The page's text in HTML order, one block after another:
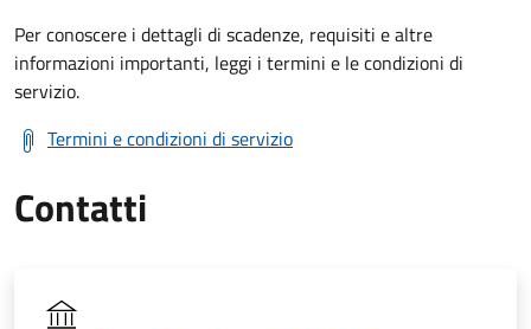
Per conoscere i dettagli di scadenze, requisiti e altre
informazioni importanti, leggi i termini e le condizioni di
servizio.
Termini e condizioni di servizio
Contatti